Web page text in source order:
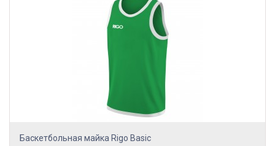
Баскетбольная майка Rigo Basic